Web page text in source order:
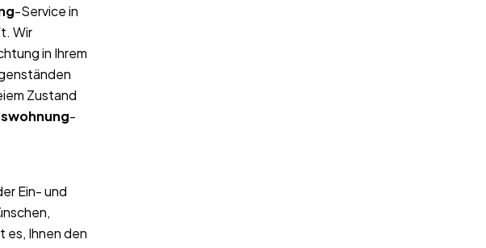
-Service in
Wir
in Ihrem
Zustand
-
Ein- und
es, Ihnen den